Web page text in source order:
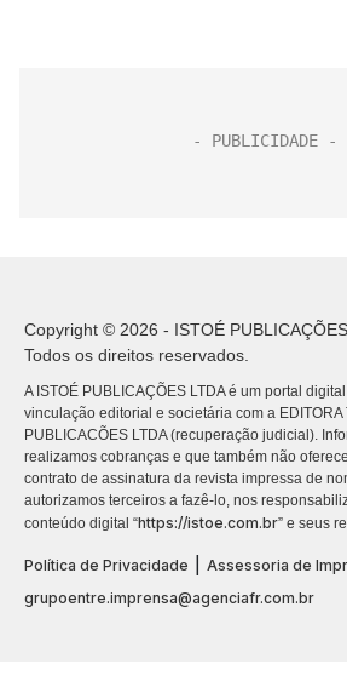
Copyright © 2026 - ISTOÉ
Todos os direitos reservados.
A ISTOÉ PUBLICAÇÕES LTDA é um portal
vinculação editorial e societária com a EDITORA
PUBLICACÕES LTDA (recuperação judicial).
realizamos cobranças e que também não
contrato de assinatura da revista impressa de
autorizamos terceiros a fazê-lo, nos
conteúdo digital “https://istoe.com.br” e seus
Política de Privacidade | Assessoria de
grupoentre.imprensa@agenciafr.com.br